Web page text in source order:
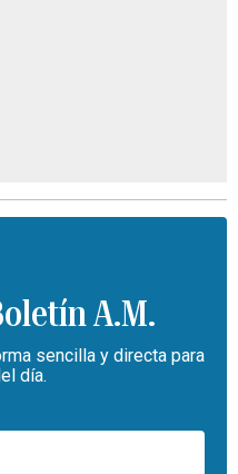
A.M.
sencilla y directa para
día.